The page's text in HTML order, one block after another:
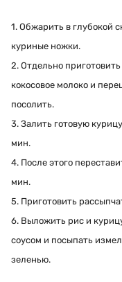
1. Обжарить в глубокой
куриные ножки.
2. Отдельно
кокосовое молоко и
посолить.
3. Залить готовую
мин.
4. После этого
мин.
5. Приготовить
6. Выложить рис и
соусом и посыпать
зеленью.